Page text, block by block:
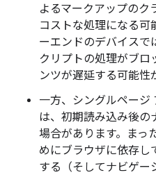
よるマークアップのク
コストな処理になる可
ーエンドのデバイスで
クリプトの処理がブロ
ンツが遅延する可能性
一方、シングルページ
は、初期読み込み後の
場合があります。まっ
めにブラウザに依存し
する（そしてナビゲー